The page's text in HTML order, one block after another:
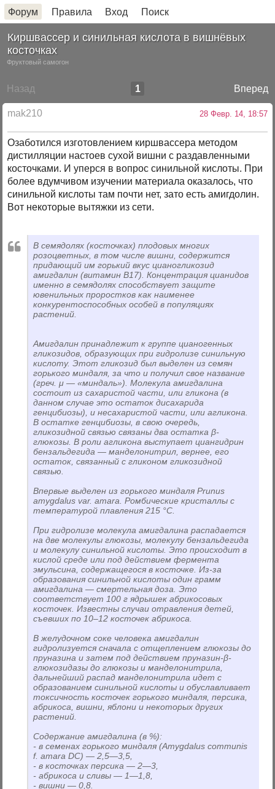
Форум Правила Вход Поиск
Киршвассер и синильная кислота в вишнёвых
косточках
Фруктовый самогон
Назад Вперед
1
mak210 28 Февр. 14, 18:57
Озаботился изготовлением киршвассера методом
дистилляции настоев сухой вишни с раздавленными
косточками. И уперся в вопрос синильной кислоты. При
более вдумчивом изучении материала оказалось, что
синильной кислоты там почти нет, зато есть амигдолин.
Вот некоторые вытяжки из сети.
В семядолях (косточках) плодовых многих
розоцветных, в том числе вишни, содержится
придающий им горький вкус цианогликозид
амигдалин (витамин В17). Концентрация цианидов
именно в семядолях способствует защите
ювенильных проростков как наименее
конкурентоспособных особей в популяциях
растений.
Амигдалин принадлежит к группе цианогенных
гликозидов, образующих при гидролизе синильную
кислоту. Этот гликозид был выделен из семян
горького миндаля, за что и получил свое название
(греч. μ — «миндаль»). Молекула амигдалина
состоит из сахаристой части, или гликона (в
данном случае это остаток дисахарида
генцибиозы), и несахаристой части, или агликона.
В остатке генцибиозы, в свою очередь,
гликозидной связью связаны два остатка β-
глюкозы. В роли агликона выступает циангидрин
бензальдегида — манделонитрил, вернее, его
остаток, связанный с гликоном гликозидной
связью.
Впервые выделен из горького миндаля Prunus
amygdalus var. amara. Ромбические кристаллы с
температурой плавления 215 °C.
При гидролизе молекула амигдалина распадается
на две молекулы глюкозы, молекулу бензальдегида
и молекулу синильной кислоты. Это происходит в
кислой среде или под действием фермента
эмульсина, содержащегося в косточке. Из-за
образования синильной кислоты один грамм
амигдалина — смертельная доза. Это
соответствует 100 г ядрышек абрикосовых
косточек. Известны случаи отравления детей,
съевших по 10–12 косточек абрикоса.
В желудочном соке человека амигдалин
гидролизуется сначала с отщеплением глюкозы до
пруназина и затем под действием пруназин-β-
глюкозидазы до глюкозы и манделонитрила,
дальнейший распад манделонитрила идет с
образованием синильной кислоты и обуславливает
токсичность косточек горького миндаля, персика,
абрикоса, вишни, яблони и некоторых других
растений.
Содержание амигдалина (в %):
- в семенах горького миндаля (Amygdalus communis
f. amara DC) — 2,5—3,5,
- в косточках персика — 2—3,
- абрикоса и сливы — 1—1,8,
- вишни — 0,8.